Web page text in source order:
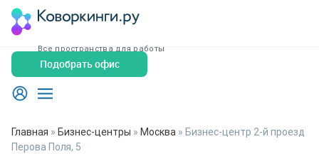
Все пространства для работы
Подобрать офис
Главная » Бизнес-центры » Москва » Бизнес-центр 2-й проезд
Перова Поля, 5